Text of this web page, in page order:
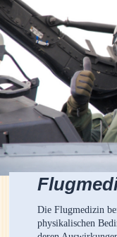
Die Flugmedizin
physikalischen